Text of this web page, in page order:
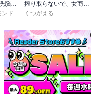
クズ外道の俺は、洗脳スキルで美少女を脱がすことにした。
ンド
搾り取らないで、女商人さん！！
くつがえる